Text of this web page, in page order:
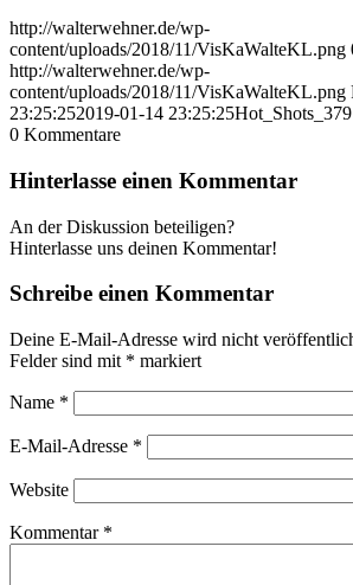
http://walterwehner.de/wp-
content/uploads/2018/11/VisKaWalteKL.png
http://walterwehner.de/wp-
content/uploads/2018/11/VisKaWalteKL.png
23:25:252019-01-14 23:25:25Hot_Shots_379
0 Kommentare
Hinterlasse einen Kommentar
An der Diskussion beteiligen?
Hinterlasse uns deinen Kommentar!
Schreibe einen Kommentar
Deine E-Mail-Adresse wird nicht
Felder sind mit * markiert
Name *
E-Mail-Adresse *
Website
Kommentar *